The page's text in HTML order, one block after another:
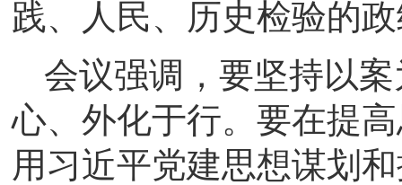
践、人民、历史检验的
会议强调，要坚持以
心、外化于行。要在提
用习近平党建思想谋划